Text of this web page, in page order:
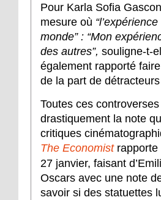
Pour Karla Sofia
mesure où
monde” : “Mon
des autres”, souligne-t-
également rapporté faire
de la part de
Toutes ces
drastiquement la note
critiques
The Economistrapporte
27 janvier, faisant
Oscars avec une note
savoir si des statuettes